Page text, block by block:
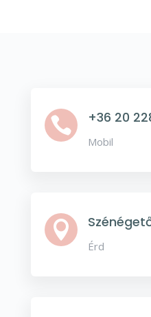
 +36 20
Mobil

Érd